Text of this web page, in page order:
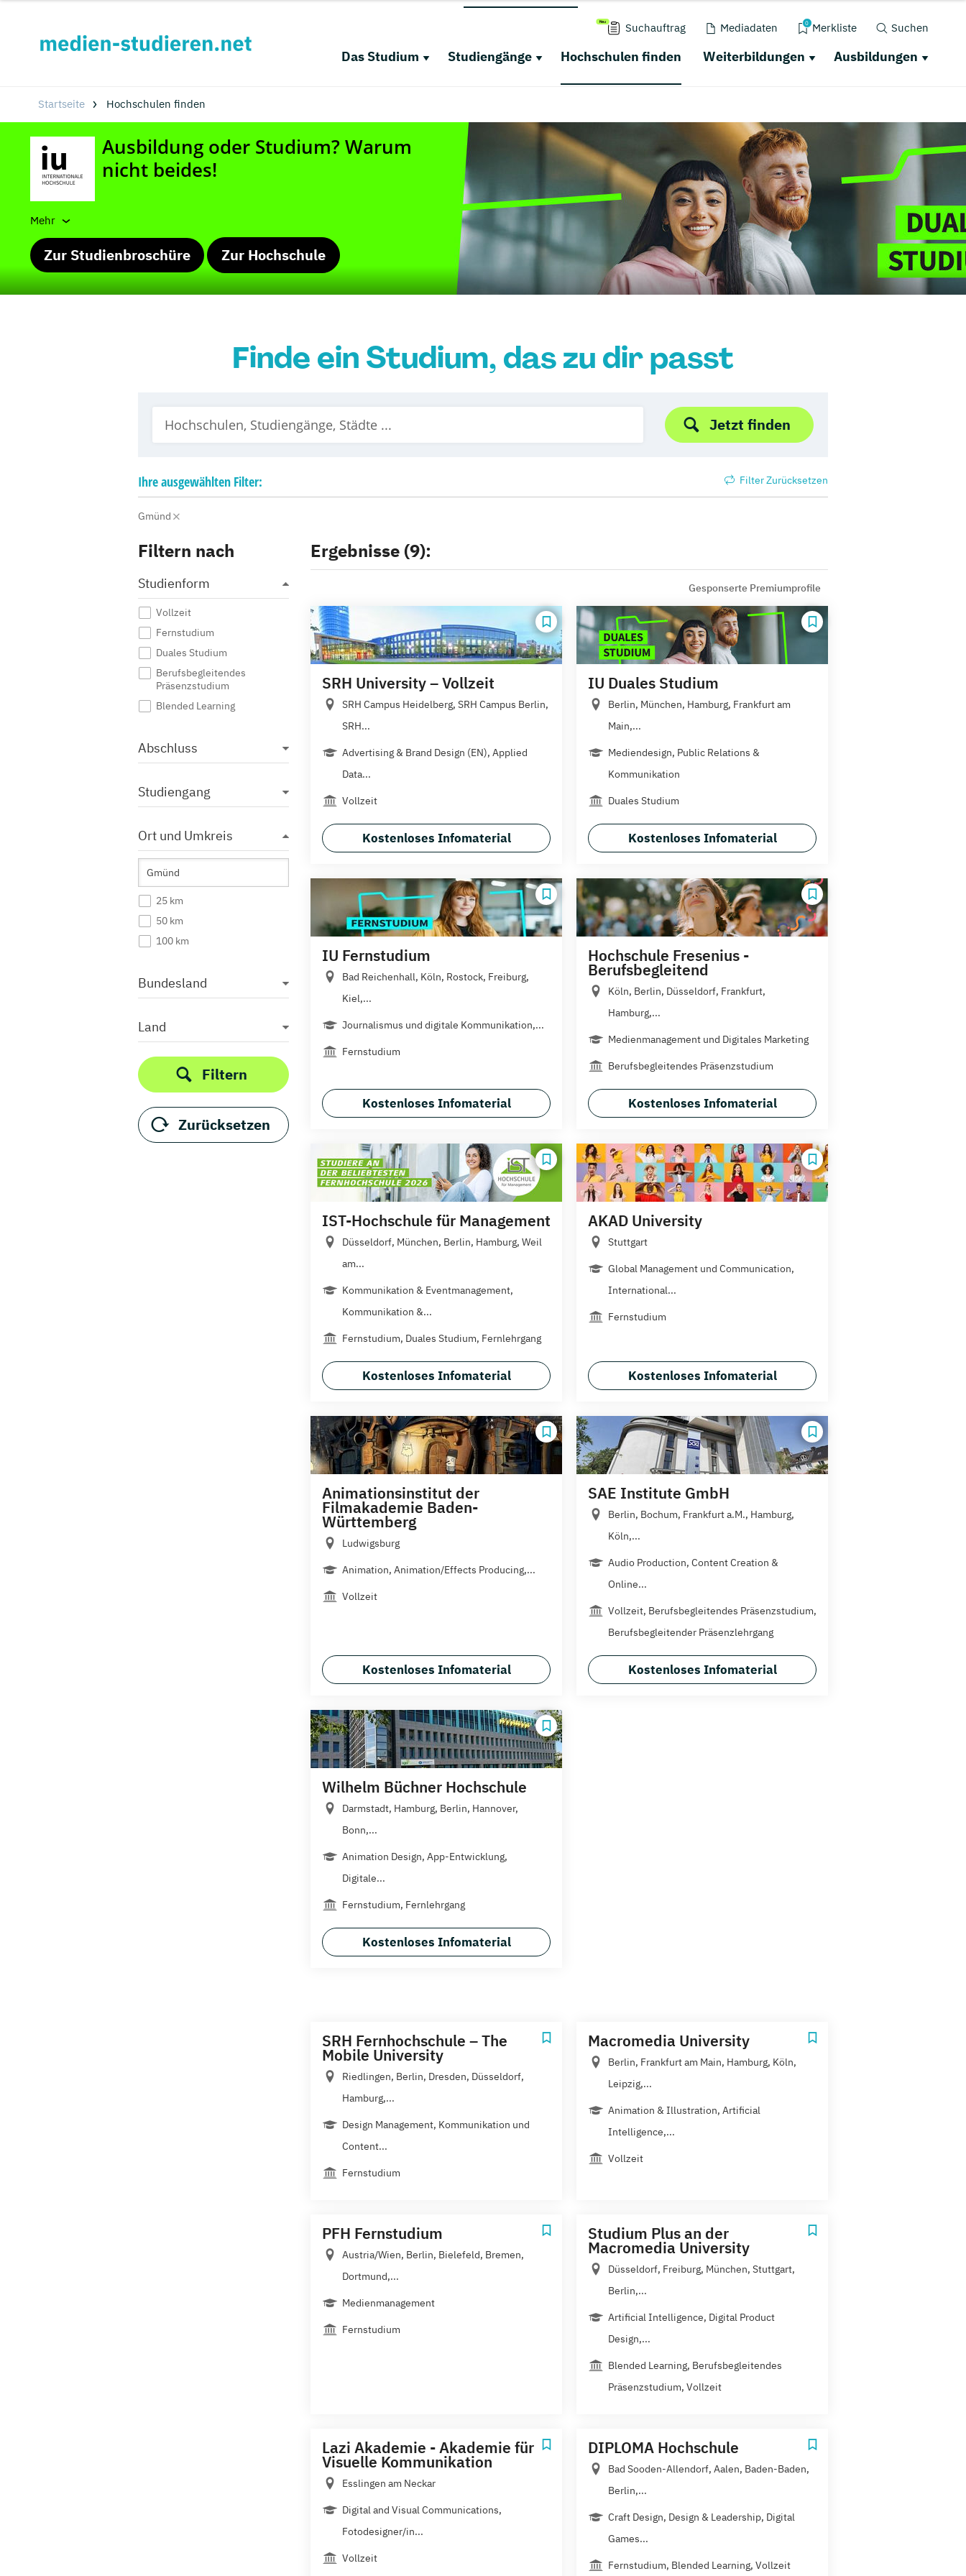
Suchauftrag Mediadaten 0 Merkliste Suchen
Das Studium Studiengänge Hochschulen finden Weiterbildungen Ausbildungen
Startseite Hochschulen finden
Mehr
Zur Studienbroschüre Zur Hochschule
Finde ein Studium, das zu dir passt
Jetzt finden
Ihreausgewählten Filter: Filter Zurücksetzen
Gmünd
Filtern nach
Studienform
Vollzeit
Fernstudium
Duales Studium
Berufsbegleitendes
Präsenzstudium
Blended Learning
Abschluss
Studiengang
Ort und Umkreis
25 km
50 km
100 km
Bundesland
Land
Filtern
Zurücksetzen
Ergebnisse (9):
Gesponserte Premiumprofile
SRH University – Vollzeit
SRH Campus Heidelberg, SRH Campus Berlin,
SRH...
Advertising & Brand Design (EN), Applied
Data...
Vollzeit
Kostenloses Infomaterial
IU Duales Studium
Berlin, München, Hamburg, Frankfurt am
Main,...
Mediendesign, Public Relations &
Kommunikation
Duales Studium
Kostenloses Infomaterial
IU Fernstudium
Bad Reichenhall, Köln, Rostock, Freiburg,
Kiel,...
Journalismus und digitale Kommunikation,...
Fernstudium
Kostenloses Infomaterial
Hochschule Fresenius -
Berufsbegleitend
Köln, Berlin, Düsseldorf, Frankfurt,
Hamburg,...
Medienmanagement und Digitales Marketing
Berufsbegleitendes Präsenzstudium
Kostenloses Infomaterial
IST-Hochschule für Management
Düsseldorf, München, Berlin, Hamburg, Weil
am...
Kommunikation & Eventmanagement,
Kommunikation &...
Fernstudium, Duales Studium, Fernlehrgang
Kostenloses Infomaterial
AKAD University
Stuttgart
Global Management und Communication,
International...
Fernstudium
Kostenloses Infomaterial
Animationsinstitut der
Filmakademie Baden-
Württemberg
Ludwigsburg
Animation, Animation/Effects Producing,...
Vollzeit
Kostenloses Infomaterial
SAE Institute GmbH
Berlin, Bochum, Frankfurt a.M., Hamburg,
Köln,...
Audio Production, Content Creation &
Online...
Vollzeit, Berufsbegleitendes Präsenzstudium,
Berufsbegleitender Präsenzlehrgang
Kostenloses Infomaterial
Wilhelm Büchner Hochschule
Darmstadt, Hamburg, Berlin, Hannover,
Bonn,...
Animation Design, App-Entwicklung,
Digitale...
Fernstudium, Fernlehrgang
Kostenloses Infomaterial
SRH Fernhochschule – The
Mobile University
Riedlingen, Berlin, Dresden, Düsseldorf,
Hamburg,...
Design Management, Kommunikation und
Content...
Fernstudium
Macromedia University
Berlin, Frankfurt am Main, Hamburg, Köln,
Leipzig,...
Animation & Illustration, Artificial
Intelligence,...
Vollzeit
PFH Fernstudium
Austria/Wien, Berlin, Bielefeld, Bremen,
Dortmund,...
Medienmanagement
Fernstudium
Studium Plus an der
Macromedia University
Düsseldorf, Freiburg, München, Stuttgart,
Berlin,...
Artificial Intelligence, Digital Product
Design,...
Blended Learning, Berufsbegleitendes
Präsenzstudium, Vollzeit
Lazi Akademie - Akademie für
Visuelle Kommunikation
Esslingen am Neckar
Digital and Visual Communications,
Fotodesigner/in...
Vollzeit
DIPLOMA Hochschule
Bad Sooden-Allendorf, Aalen, Baden-Baden,
Berlin,...
Craft Design, Design & Leadership, Digital
Games...
Fernstudium, Blended Learning, Vollzeit